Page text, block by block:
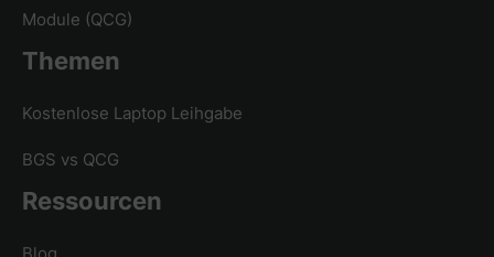
Module (QCG)
Themen
Kostenlose Laptop Leihgabe
BGS vs QCG
Ressourcen